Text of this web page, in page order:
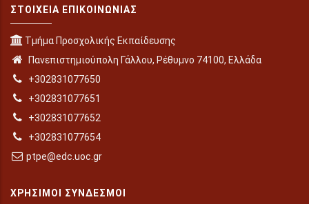
ΣΤΟΙΧΕΊΑ ΕΠΙΚΟΙΝΩΝΊΑΣ
Τμήμα Προσχολικής Εκπαίδευσης
Πανεπιστημιούπολη Γάλλου, Ρέθυμνο 74100, Ελλάδα
+302831077650
+302831077651
+302831077652
+302831077654
ptpe@edc.uoc.gr
ΧΡΉΣΙΜΟΙ ΣΎΝΔΕΣΜΟΙ